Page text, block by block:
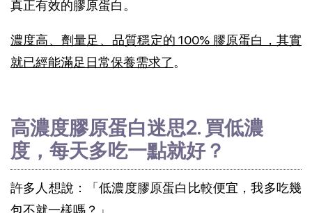
真正有效的膠原蛋白。
濃度高、劑量足、品質穩定的 100% 膠原蛋白，其實
就已經能滿足日常保養需求了。
高濃度膠原蛋白迷思2. 買低濃
度，每天多吃一點就好？
許多人想說：「低濃度膠原蛋白比較便宜，我多吃幾
包不就一樣嗎？」